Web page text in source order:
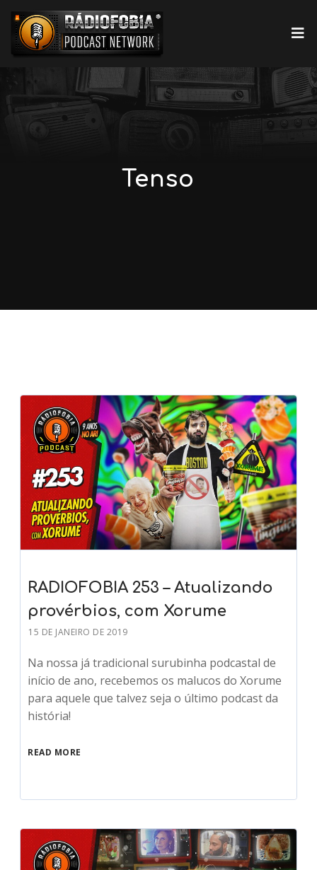
Tenso
RADIOFOBIA 253 – Atualizando
provérbios, com Xorume
15 DE JANEIRO DE 2019
Na nossa já tradicional surubinha podcastal de
início de ano, recebemos os malucos do Xorume
para aquele que talvez seja o último podcast da
história!
READ MORE